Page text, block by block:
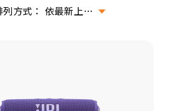
類 依最新上架排序